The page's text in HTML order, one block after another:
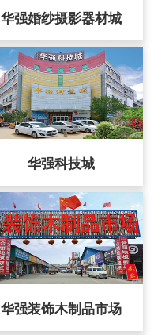
华强婚纱摄影器材城
华强科技城
华强装饰木制品市场